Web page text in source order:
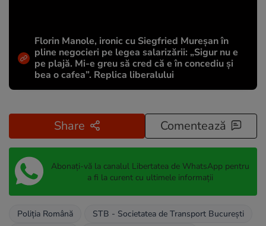
Florin Manole, ironic cu Siegfried Mureșan în
pline negocieri pe legea salarizării: „Sigur nu e
pe plajă. Mi-e greu să cred că e în concediu și
bea o cafea”. Replica liberalului
Share Comentează
Abonați-vă la canalul Libertatea de WhatsApp pentru
a fi la curent cu ultimele informații
Poliția Română
STB - Societatea de Transport București